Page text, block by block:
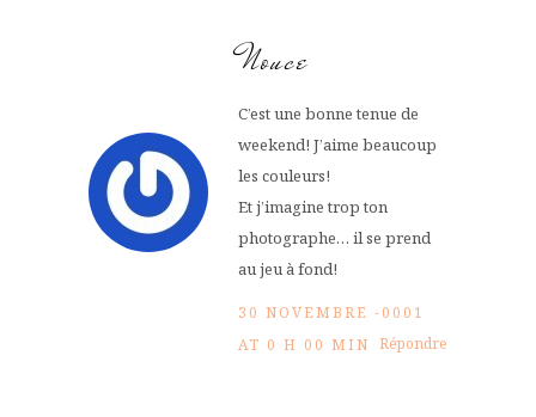
Nouce
C’est une bonne tenue de
weekend! J’aime beaucoup
les couleurs!
Et j’imagine trop ton
photographe… il se prend
au jeu à fond!
30 NOVEMBRE -0001
AT 0 H 00 MIN Répondre